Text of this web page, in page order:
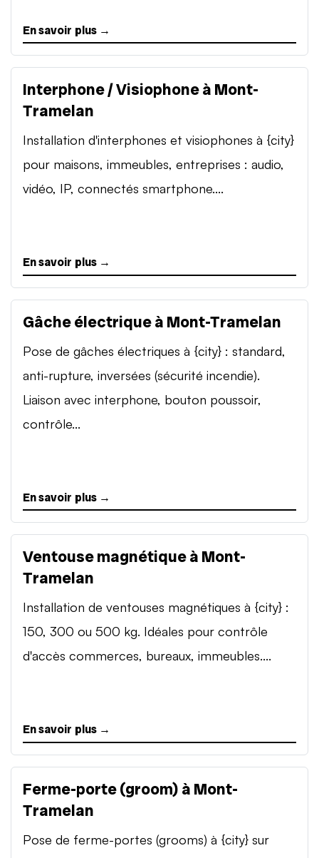
En savoir plus →
Interphone / Visiophone à Mont-
Tramelan
Installation d'interphones et visiophones à {city}
pour maisons, immeubles, entreprises : audio,
vidéo, IP, connectés smartphone....
En savoir plus →
Gâche électrique à Mont-Tramelan
Pose de gâches électriques à {city} : standard,
anti-rupture, inversées (sécurité incendie).
Liaison avec interphone, bouton poussoir,
contrôle...
En savoir plus →
Ventouse magnétique à Mont-
Tramelan
Installation de ventouses magnétiques à {city} :
150, 300 ou 500 kg. Idéales pour contrôle
d'accès commerces, bureaux, immeubles....
En savoir plus →
Ferme-porte (groom) à Mont-
Tramelan
Pose de ferme-portes (grooms) à {city} sur